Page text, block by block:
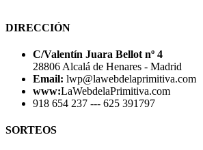
DIRECCIÓN
C/Valentín Juara Bellot nº 4
28806 Alcalá de Henares - Madrid
Email: lwp@lawebdelaprimitiva.com
www:LaWebdelaPrimitiva.com
918 654 237 --- 625 391797
SORTEOS